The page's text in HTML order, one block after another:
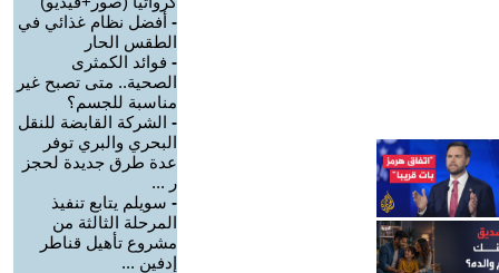
- أفضل نظام غذائي في
الطقس الحار
- فوائد الكمثرى
الصحية.. متى تصبح غير
مناسبة للجسم؟
- الشركة القابضة للنقل
البحري والبري توفر
عدة طرق جديدة لحجز
ر ...
- سويلم يتابع تنفيذ
المرحلة الثالثة من
مشروع تأهيل قناطر
إدفين ...